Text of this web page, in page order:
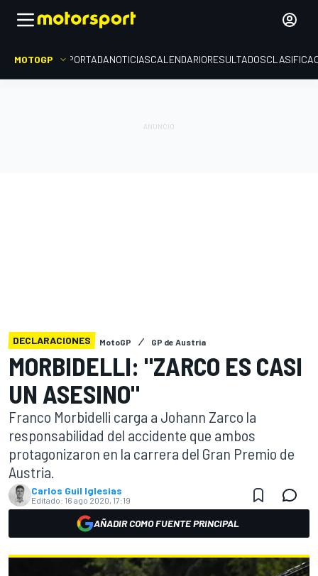
MOTOGP PORTADANOTICIASCALENDARIORESULTADOS
DECLARACIONES MotoGP GP de Austria
MORBIDELLI: "ZARCO ES CASI
UN ASESINO"
Franco Morbidelli carga a Johann Zarco la
responsabilidad del accidente que ambos
protagonizaron en la carrera del Gran Premio de
Austria.
Carlos Guil Iglesias
Editado: 16 ago 2020, 17:19
AÑADIR COMO FUENTE PRINCIPAL